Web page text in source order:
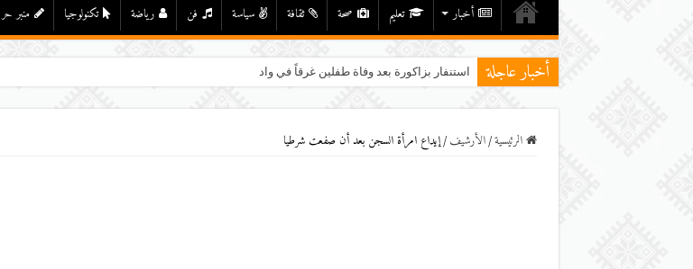
أخبار تعليم صحة ثقافة سياسة فن رياضة تكنولوجيا منبر حر
أخبار عاجلة استنفار بزاكورة بعد وفاة طفلين غرقاً في واد درعة بأولاد يحيى
الرئيسية/اﻷرشيف/إيداع امرأة السجن بعد أن صفعت شرطيا